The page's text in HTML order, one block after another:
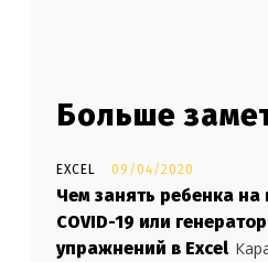
Больше
EXCEL 09/04/2020
Чем занять ребенка
COVID-19 или
упражнений в Excel